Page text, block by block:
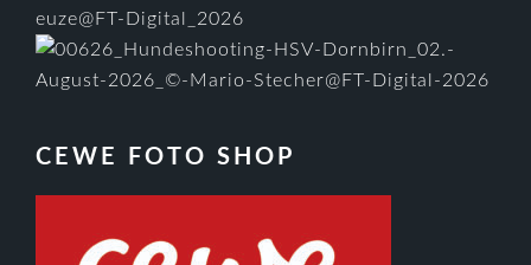
CEWE FOTO SHOP